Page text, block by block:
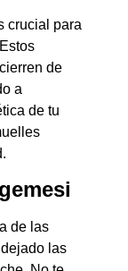
crucial para
de
a
de tu
de las
las